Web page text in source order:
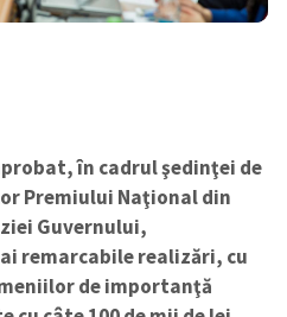
în cadrul şedinţei de
Premiului Naţional din
Guvernului,
remarcabile realizări, cu
de importanţă